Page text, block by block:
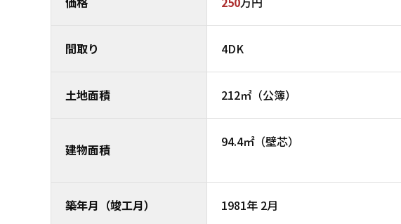
間取り 4DK
土地面積 212㎡（公簿）
建物面積 94.4㎡（壁芯）
築年月（竣工月） 1981年 2月